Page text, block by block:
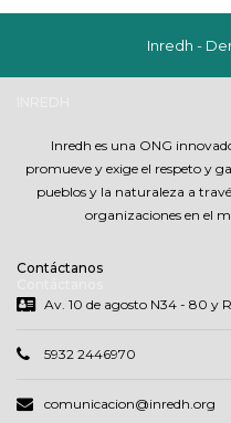
Inredh -
Inredh es una ONG
promueve y exige el respeto y
pueblos y la naturaleza a
organizaciones en el
Contáctanos
Av. 10 de agosto N34 - 80 y
5932 2446970
comunicacion@inredh.org